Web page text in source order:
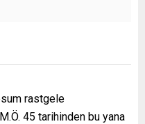
rastgele
45 tarihinden bu yana